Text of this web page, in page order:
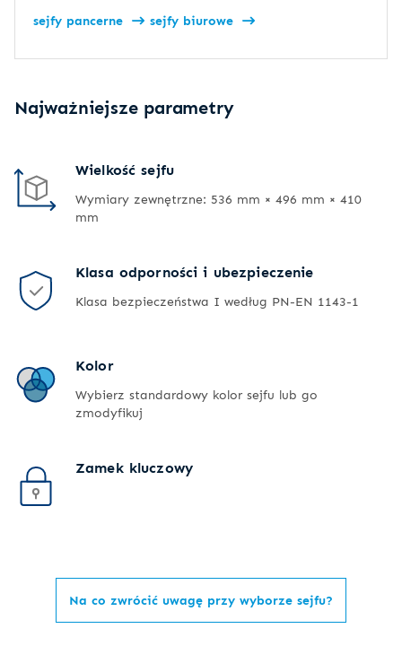
sejfy pancerne sejfy biurowe
Najważniejsze parametry
Wielkość sejfu
Wymiary zewnętrzne: 536 mm × 496 mm × 410
mm
Klasa odporności i ubezpieczenie
Klasa bezpieczeństwa I według PN-EN 1143-1
Kolor
Wybierz standardowy kolor sejfu lub go
zmodyfikuj
Zamek kluczowy
Na co zwrócić uwagę przy wyborze sejfu?